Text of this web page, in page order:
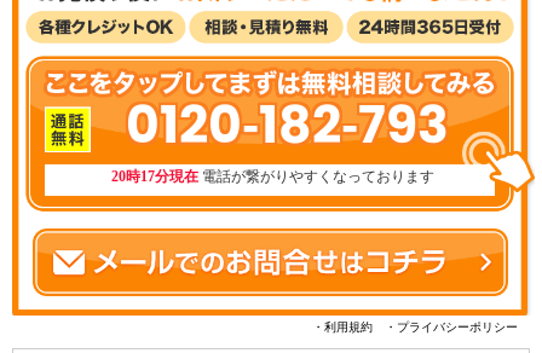
0120-182-793
20時17分現在 電話が繋がりやすくなっております
・利用規約 ・プライバシーポリシー